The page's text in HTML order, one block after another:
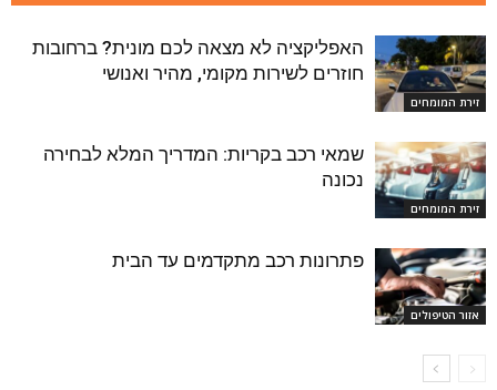
זירת המומחים
האפליקציה לא מצאה לכם מונית? ברחובות
חוזרים לשירות מקומי, מהיר ואנושי
זירת המומחים
שמאי רכב בקריות: המדריך המלא לבחירה
נכונה
אזור הטיפולים
פתרונות רכב מתקדמים עד הבית